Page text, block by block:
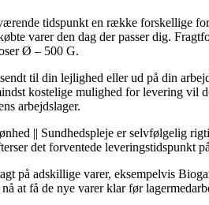
tidspunkt en række forskellige
varer den dag der passer dig.
Ø – 500 G.
til din lejlighed eller ud på din
kostelige mulighed for levering
arbejdslager.
|| Sundhedspleje er selvfølgelig
det forventede leveringstidspunkt
på adskillige varer, eksempelvis
at få de nye varer klar før